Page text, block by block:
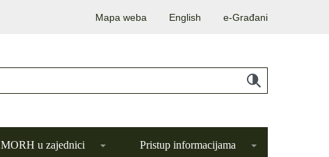
Mapa weba English e-Građani
MORH u zajednici Pristup informacijama